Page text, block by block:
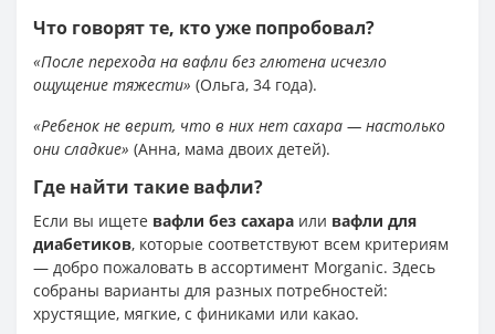
Что говорят те, кто уже попробовал?
«После перехода на вафли без глютена исчезло
ощущение тяжести» (Ольга, 34 года).
«Ребенок не верит, что в них нет сахара — настолько
они сладкие» (Анна, мама двоих детей).
Где найти такие вафли?
Если вы ищете вафли без сахара или вафли для
диабетиков, которые соответствуют всем критериям
— добро пожаловать в ассортимент Morganic. Здесь
собраны варианты для разных потребностей:
хрустящие, мягкие, с финиками или какао.